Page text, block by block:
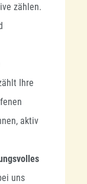
zählen.
Ihre
aktiv
uns